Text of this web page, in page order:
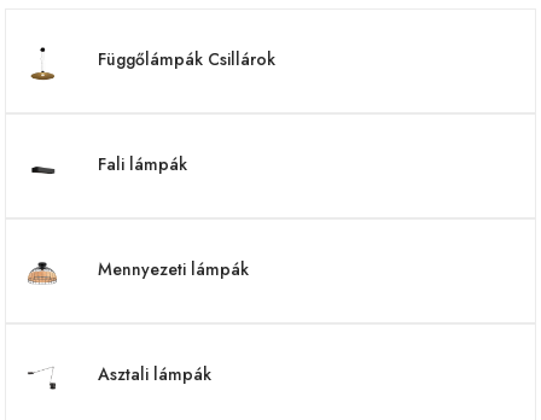
Függőlámpák Csillárok
Fali lámpák
Mennyezeti lámpák
Asztali lámpák